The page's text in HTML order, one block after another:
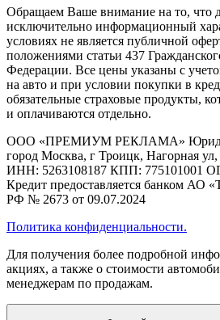
Обращаем Ваше внимание на то, что
исключительно информационный
условиях не является публичной
положениями статьи 437
Федерации. Все цены указаны с
на авто и при условии покупки в
обязательные страховые продукты,
и оплачиваются отдельно.
ООО «ПРЕМИУМ РЕКЛАМА»
город Москва, г Троицк, Нагорная
ИНН: 5263108187 КПП: 775101001
Кредит предоставляется банком АО
РФ № 2673 от 09.07.2024
Политика конфиденциальности.
Для получения более подробной
акциях, а также о стоимости
менеджерам по продажам.